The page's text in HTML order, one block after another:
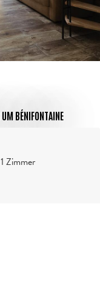
UM BÉNIFONTAINE
1 Zimmer